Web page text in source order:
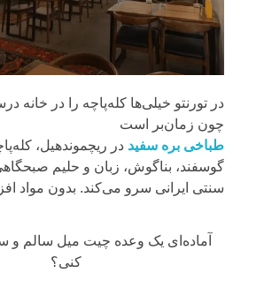
در تورنتو خیلی‌ها کله‌پاچه را در خانه
چون زمان‌بر است
طباخی بره سفید در ریچموندهیل،
گوسفند، بناگوش، زبان و حلیم
سنتی ایرانی سرو می‌کند. بدون مواد
آماده‌ای یک وعده چیت میل سالم و
کنی؟